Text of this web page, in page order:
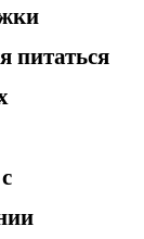
питаться